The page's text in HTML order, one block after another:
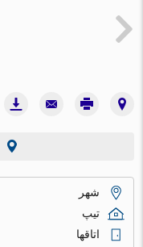
شهر
تیپ
اتاقها